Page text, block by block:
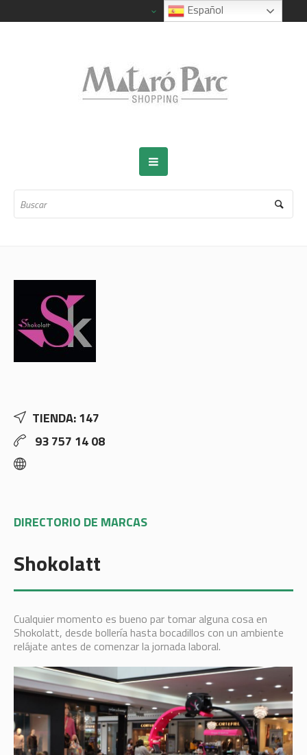
TIENDA: 147
93 757 14 08
DIRECTORIO DE MARCAS
Shokolatt
Cualquier momento es bueno par tomar alguna cosa en
Shokolatt, desde bollería hasta bocadillos con un ambiente
relájate antes de comenzar la jornada laboral.
Español